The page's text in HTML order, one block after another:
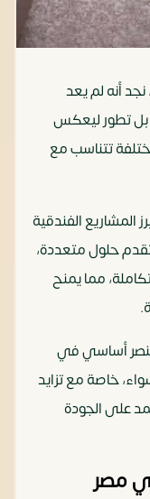
أنه لم يعد
تطور ليعكس
تتناسب مع
الفندقية
حلول متعددة،
مما يمنح
عنصر أساسي في
خاصة مع تزايد
على الجودة
مصر